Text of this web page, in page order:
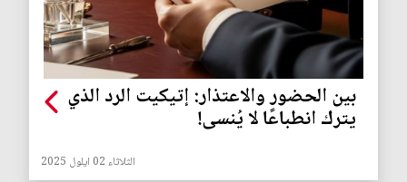
بين الحضور والاعتذار: إتيكيت الرد الذي
يترك انطباعًا لا يُنسى!
الثلاثاء 02 ايلول 2025